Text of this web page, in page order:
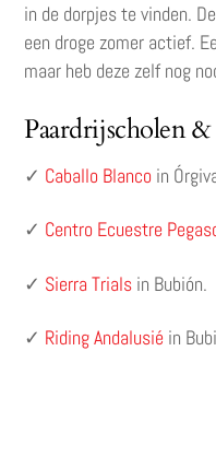
in de dorpjes te vinden.
een droge zomer actief.
maar heb deze zelf nog
Paardrijscholen
✓ Caballo Blanco in
✓ Centro Ecuestre
✓ Sierra Trials in Bubión.
✓ Riding Andalusié in